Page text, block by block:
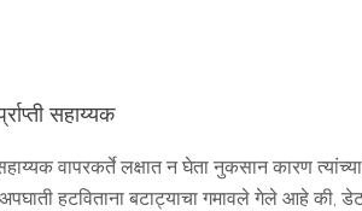
सहाय्यक
वापरकर्ते लक्षात न घेता नुकसान कारण
हटविताना बटाट्याचा गमावले गेले आहे की,